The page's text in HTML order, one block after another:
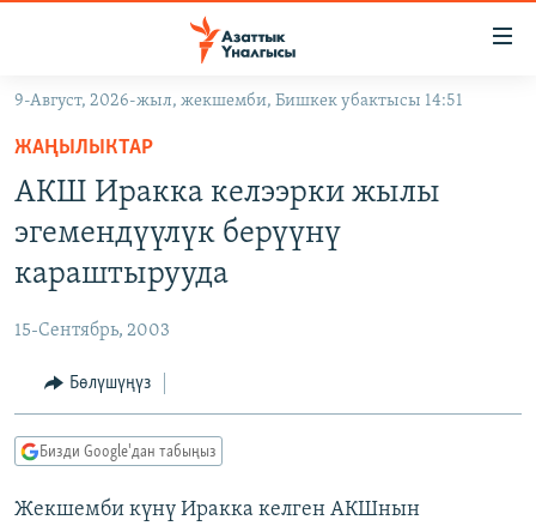
Навигацияга
өтүңүз
Издөөгө
салыңызКЫРГЫЗСТАН
МАДАНИЯТ
ТВ ПРОГРАММАЛАР
БҮГҮН АЗАТТЫКТА
ДАНИСТЕ
ПОДКАСТ
9-Август, 2026-жыл, жекшемби, Бишкек убактысы 14:51
ЖАҢЫЛЫКТАР
АКШ Иракка келээрки жылы
эгемендүүлүк берүүнү
караштырууда
15-Сентябрь, 2003
Бөлүшүңүз
Бизди Google'дан табыңыз
Жекшемби күнү Иракка келген АКШнын